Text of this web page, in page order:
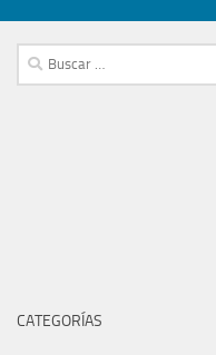
Buscar:
CATEGORÍAS